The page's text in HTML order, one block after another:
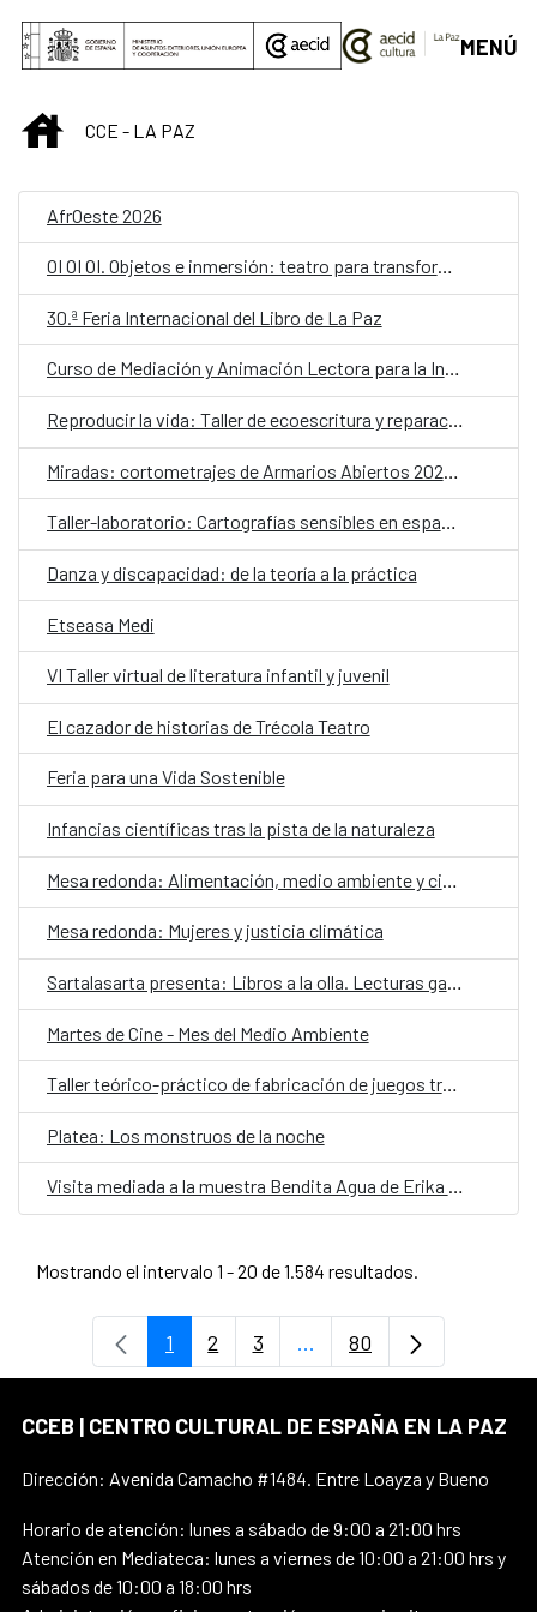
Saltar al contenido principal
MENÚ
INICIOCCE - LA PAZ
AfrOeste 2026
OI OI OI. Objetos e inmersión: teatro para transformar la escuela
30.ª Feria Internacional del Libro de La Paz
Curso de Mediación y Animación Lectora para la Infancia – Lectores sin Frontera
Reproducir la vida: Taller de ecoescritura y reparación
Taller-laboratorio: Cartografías sensibles en espacios públicos
Danza y discapacidad: de la teoría a la práctica
Etseasa Medi
VI Taller virtual de literatura infantil y juvenil
El cazador de historias de Trécola Teatro
Feria para una Vida Sostenible
Infancias científicas tras la pista de la naturaleza
Mesa redonda: Mujeres y justicia climática
Sartalasarta presenta: Libros a la olla. Lecturas gastronómicas a domicilio
Martes de Cine - Mes del Medio Ambiente
Taller teórico-práctico de fabricación de juegos tradicionales
Platea: Los monstruos de la noche
Visita mediada a la muestra Bendita Agua de Erika Ewel
Mostrando el intervalo 1 - 20 de 1.584 resultados.
Página
1 Página
2 Página
3 ...Páginas intermedias
Página
80
CCEB | CENTRO CULTURAL DE ESPAÑA EN LA PAZ
Dirección: Avenida Camacho #1484. Entre Loayza y Bueno
Horario de atención: lunes a sábado de 9:00 a 21:00 hrs
Atención en Mediateca: lunes a viernes de 10:00 a 21:00 hrs y
sábados de 10:00 a 18:00 hrs